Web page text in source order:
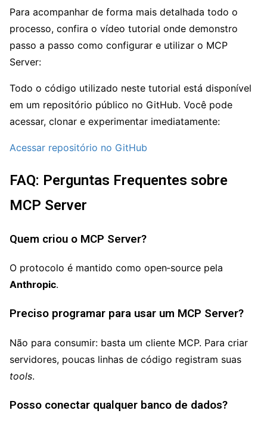
Para acompanhar de forma mais detalhada todo o
processo, confira o vídeo tutorial onde demonstro
passo a passo como configurar e utilizar o MCP
Server:
Todo o código utilizado neste tutorial está disponível
em um repositório público no GitHub. Você pode
acessar, clonar e experimentar imediatamente:
Acessar repositório no GitHub
FAQ: Perguntas Frequentes sobre
MCP Server
Quem criou o MCP Server?
O protocolo é mantido como open‑source pela
Anthropic.
Preciso programar para usar um MCP Server?
Não para consumir: basta um cliente MCP. Para criar
servidores, poucas linhas de código registram suas
tools.
Posso conectar qualquer banco de dados?